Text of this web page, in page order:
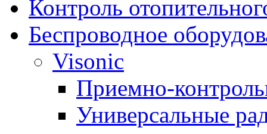
Контроль
Беспроводное
Visonic
Приемно-
Универсальные